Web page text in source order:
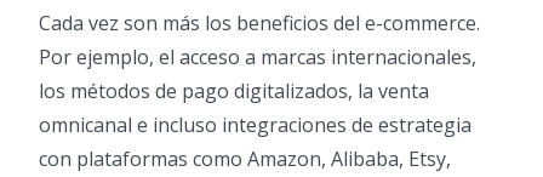
Cada vez son más los beneficios del e-commerce.
Por ejemplo, el acceso a marcas internacionales,
los métodos de pago digitalizados, la venta
omnicanal e incluso integraciones de estrategia
con plataformas como Amazon, Alibaba, Etsy,